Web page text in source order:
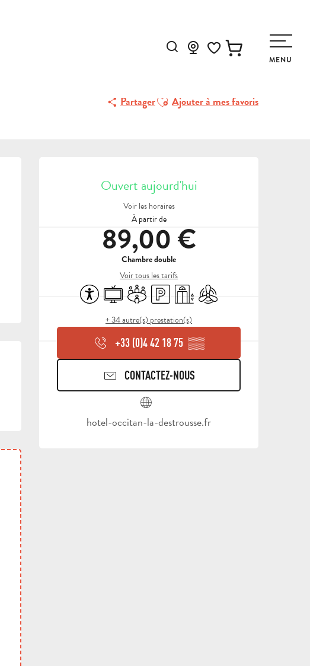
MENU
PartagerAjouter aux favoris
Ajouter à mes favoris
OUVERTURE ET
Ouvert aujourd'hui
Voir les horaires
À partir de
89,00 €
Chambre double
Voir tous les tarifs
Accessibilité
TélévisionSalle de réunion
ParkingAscenseurAir conditionné
+ 34 autre(s) prestation(s)
+33 (0)4 42 18 75 ▒▒
CONTACTEZ-NOUS
hotel-occitan-la-destrousse.fr